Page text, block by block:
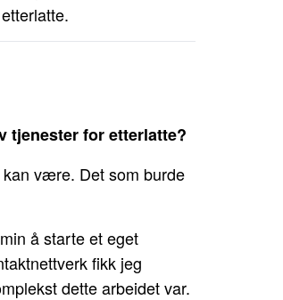
tjenester for etterlatte?
være. Det som burde
å starte et eget
fikk jeg
dette arbeidet var.